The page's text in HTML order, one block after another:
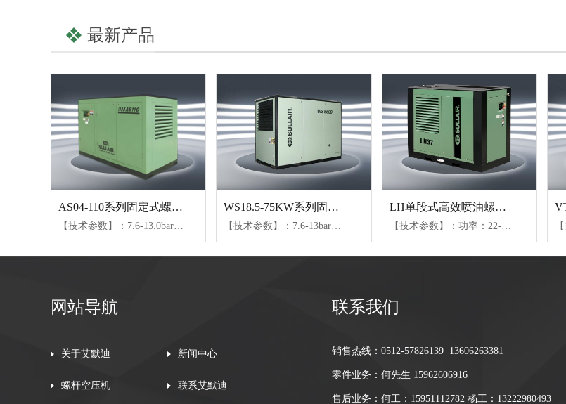
最新产品
AS04-110系列固定式螺杆空压机
【技术参数】：7.6-13.0bar、0.4-20.1m³/min【可选配置】：SULL润滑油、24KT润滑油
WS18.5-75KW系列固定式螺杆空压机
【技术参数】：7.6-13bar、0.4-2.28m³/min(04-15)、2.2-6.8m³/min(18-37)、5.65-14.7m³/min(45-75)【可选配置】：风冷或水冷（水冷仅限45kW以上机组）、不同防护等级电机、变容控制或变频控制
LH单段式高效喷油螺杆机
【技术参数】：功率：22-160KW、压力范围：7.6bar-12bar、气量范围：2.1-32.5m³/min
网站导航
关于艾默迪 新闻中心
螺杆空压机 联系艾默迪
联系我们
销售热线：0512-57826139 13606263381
零件业务：何先生 15962606916
售后业务：何工：15951112782 杨工：13222980493